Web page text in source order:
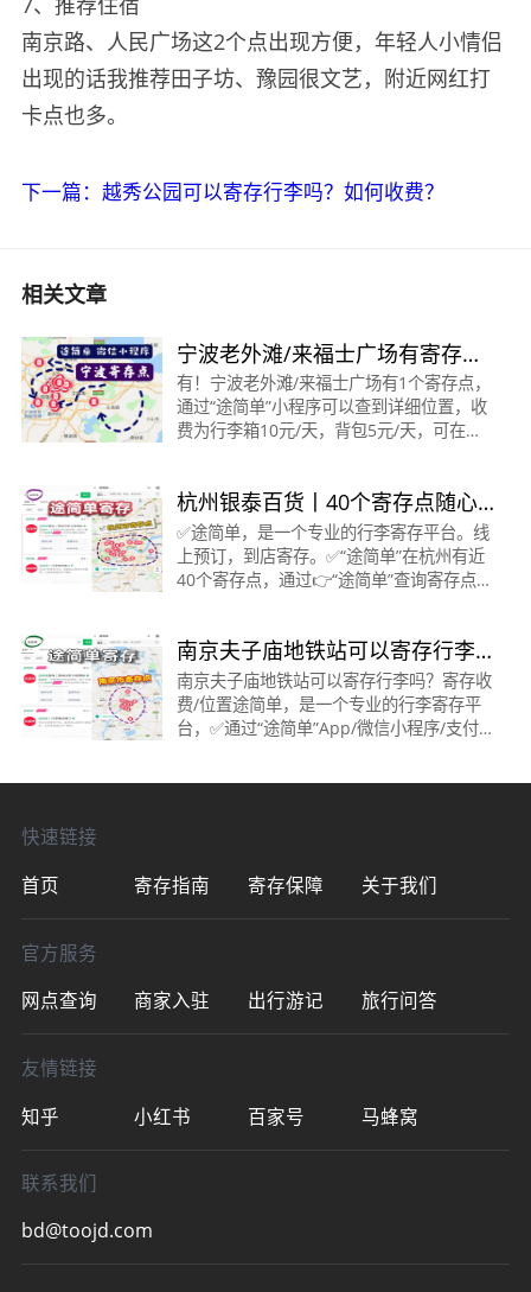
南京路、人民广场这2个点出现方便，年轻人小情侣
出现的话我推荐田子坊、豫园很文艺，附近网红打
卡点也多。
下一篇：越秀公园可以寄存行李吗？如何收费？
相关文章
宁波老外滩/来福士广场有寄存行
李的地方吗？怎么收费？宁波寄
存
有！宁波老外滩/来福士广场有1个寄存点，
通过“途简单”小程序可以查到详细位置，收
费为行李箱10元/天，背包5元/天，可在线
23:00收费：行李
杭州银泰百货丨40个寄存点随心
存
✅途简单，是一个专业的行李寄存平台。线
上预订，到店寄存。✅“途简单”在杭州有近
40个寄存点，通过👉“途简单”查询寄存点/
货 ·寄
南京夫子庙地铁站可以寄存行李
吗？寄存收费/位置
南京夫子庙地铁站可以寄存行李吗？寄存收
费/位置途简单，是一个专业的行李寄存平
台，✅通过“途简单”App/微信小程序/支付
快速链接
首页
寄存指南 寄存保障 关于我们
官方服务
网点查询
商家入驻 出行游记 旅行问答
友情链接
知乎
小红书 百家号 马蜂窝
联系我们
bd@toojd.com